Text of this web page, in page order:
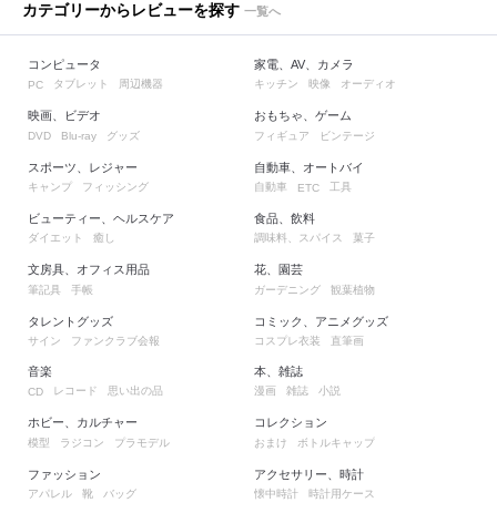
カテゴリーからレビューを探す 一覧へ
コンピュータ
PC タブレット 周辺機器
映画、ビデオ
DVD Blu-ray グッズ
スポーツ、レジャー
キャンプ フィッシング
ビューティー、ヘルスケア
ダイエット 癒し
文房具、オフィス用品
筆記具 手帳
タレントグッズ
サイン ファンクラブ会報
家電、AV、カメラ
キッチン 映像 オーディオ
おもちゃ、ゲーム
フィギュア ビンテージ
自動車、オートバイ
自動車 ETC 工具
食品、飲料
調味料、スパイス 菓子
花、園芸
ガーデニング 観葉植物
コミック、アニメグッズ
コスプレ衣装 直筆画
音楽
CD レコード 思い出の品
ホビー、カルチャー
模型 ラジコン プラモデル
ファッション
アパレル 靴 バッグ
本、雑誌
漫画 雑誌 小説
コレクション
おまけ ボトルキャップ
アクセサリー、時計
懐中時計 時計用ケース